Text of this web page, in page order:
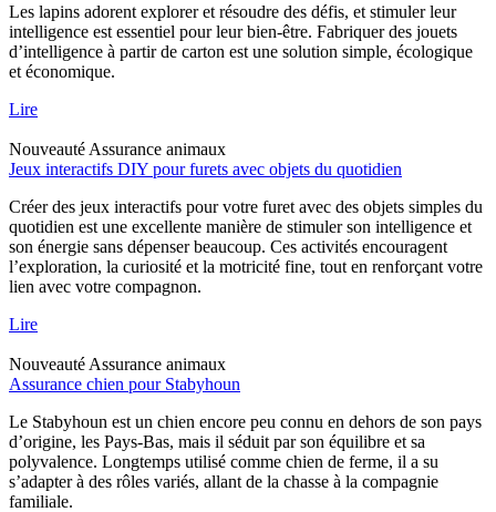
Les lapins adorent explorer et résoudre des défis, et stimuler leur
intelligence est essentiel pour leur bien-être. Fabriquer des jouets
d’intelligence à partir de carton est une solution simple, écologique
et économique.
Lire
Nouveauté Assurance animaux
Jeux interactifs DIY pour furets avec objets du quotidien
Créer des jeux interactifs pour votre furet avec des objets simples du
quotidien est une excellente manière de stimuler son intelligence et
son énergie sans dépenser beaucoup. Ces activités encouragent
l’exploration, la curiosité et la motricité fine, tout en renforçant votre
lien avec votre compagnon.
Lire
Nouveauté Assurance animaux
Assurance chien pour Stabyhoun
Le Stabyhoun est un chien encore peu connu en dehors de son pays
d’origine, les Pays-Bas, mais il séduit par son équilibre et sa
polyvalence. Longtemps utilisé comme chien de ferme, il a su
s’adapter à des rôles variés, allant de la chasse à la compagnie
familiale.